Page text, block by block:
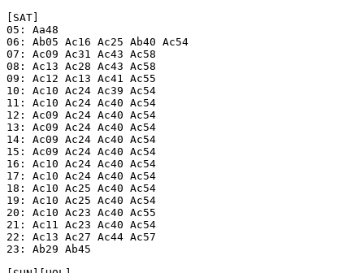
[SAT]
05: Aa48
06: Ab05 Ac16 Ac25 Ab40 Ac54
07: Ac09 Ac31 Ac43 Ac58
08: Ac13 Ac28 Ac43 Ac58
09: Ac12 Ac13 Ac41 Ac55
10: Ac10 Ac24 Ac39 Ac54
11: Ac10 Ac24 Ac40 Ac54
12: Ac09 Ac24 Ac40 Ac54
13: Ac09 Ac24 Ac40 Ac54
14: Ac09 Ac24 Ac40 Ac54
15: Ac09 Ac24 Ac40 Ac54
16: Ac10 Ac24 Ac40 Ac54
17: Ac10 Ac24 Ac40 Ac54
18: Ac10 Ac25 Ac40 Ac54
19: Ac10 Ac25 Ac40 Ac54
20: Ac10 Ac23 Ac40 Ac55
21: Ac11 Ac23 Ac40 Ac54
22: Ac13 Ac27 Ac44 Ac57
23: Ab29 Ab45